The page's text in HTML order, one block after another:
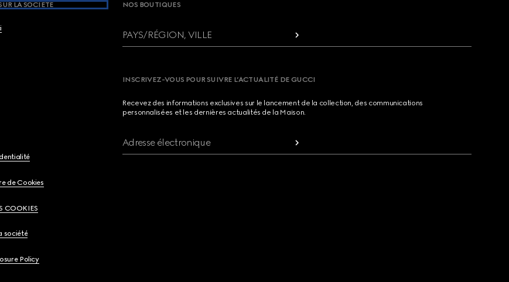
LA SOCIETE
de Cookies
COOKIES
société
Policy
NOS BOUTIQUES
PAYS/RÉGION, VILLE
INSCRIVEZ-VOUS POUR SUIVRE L’ACTUALITÉ DE GUCCI
Recevez des informations exclusives sur le lancement de la collection, des communications
personnalisées et les dernières actualités de la Maison.
Adresse électronique